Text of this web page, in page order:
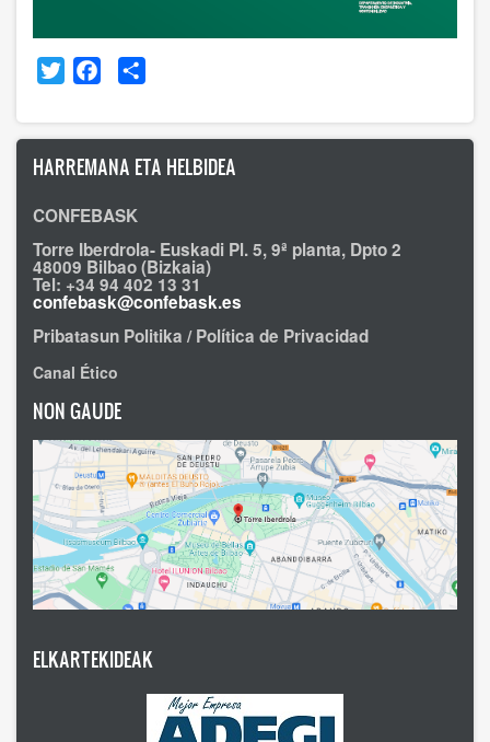
Twitter Facebook
HARREMANA ETA HELBIDEA
CONFEBASK
Torre Iberdrola- Euskadi Pl. 5, 9ª planta, Dpto 2
48009 Bilbao (Bizkaia)
Tel: +34 94 402 13 31
confebask@confebask.es
Pribatasun Politika / Política de Privacidad
Canal Ético
NON GAUDE
ELKARTEKIDEAK